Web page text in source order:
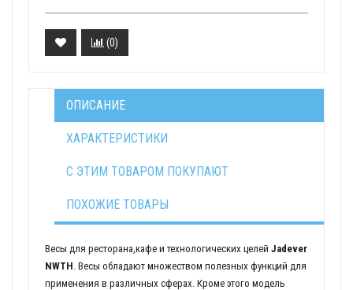
(0)
ОПИСАНИЕ
ХАРАКТЕРИСТИКИ
С ЭТИМ ТОВАРОМ ПОКУПАЮТ
ПОХОЖИЕ ТОВАРЫ
Весы для ресторана,кафе и технологических целей Jadever
NWTH. Весы обладают множеством полезных функций для
применения в различных сферах. Кроме этого модель